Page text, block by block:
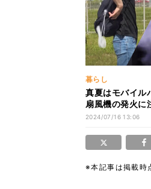
暮らし
真夏はモバイル
扇風機の発火に注意
びかけ
2024/07/16 13:06
※本記事は掲載時